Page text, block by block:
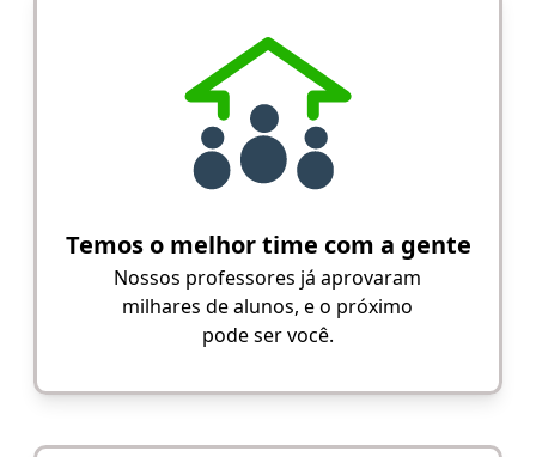
Temos o melhor time com a gente
Nossos professores já aprovaram
milhares de alunos, e o próximo
pode ser você.